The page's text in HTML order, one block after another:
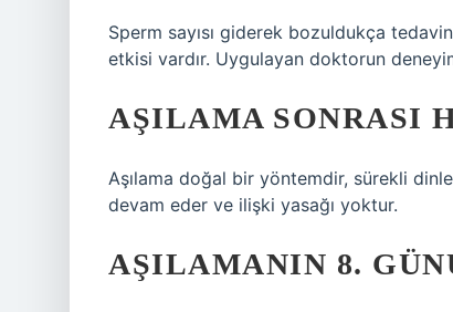
Sperm sayısı giderek bozuldukça
etkisi vardır. Uygulayan doktorun
AŞILAMA SONRASI
Aşılama doğal bir yöntemdir, sürekli
devam eder ve ilişki yasağı yoktur.
AŞILAMANIN 8.